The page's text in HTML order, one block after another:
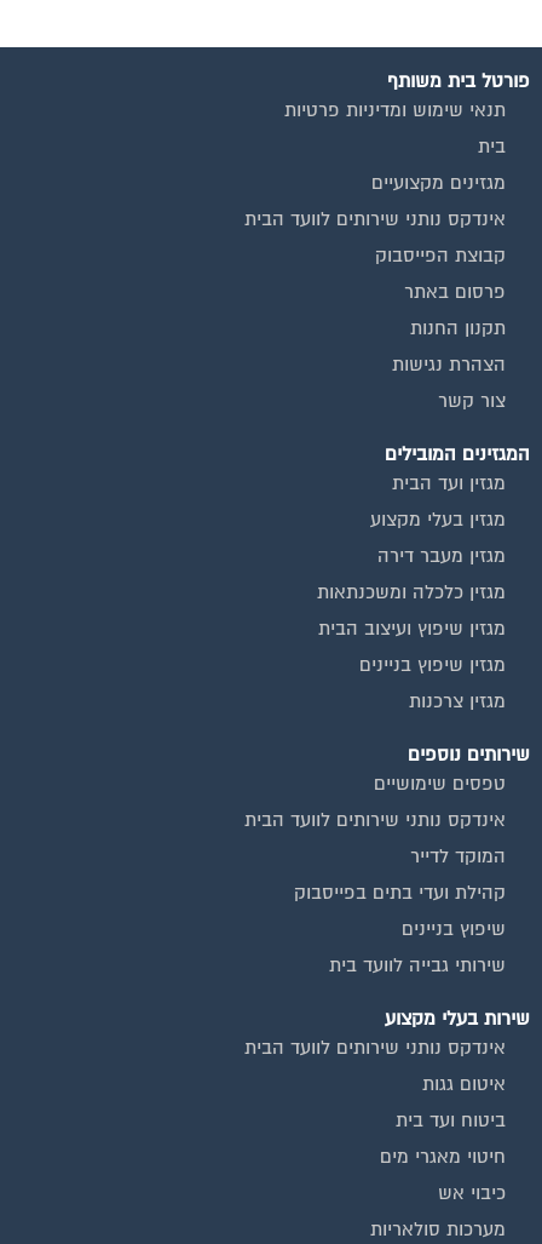
פורטל בית משותף
תנאי שימוש ומדיניות פרטיות
בית
מגזינים מקצועיים
אינדקס נותני שירותים לוועד הבית
קבוצת הפייסבוק
פרסום באתר
תקנון החנות
הצהרת נגישות
צור קשר
המגזינים המובילים
מגזין ועד הבית
מגזין בעלי מקצוע
מגזין מעבר דירה
מגזין כלכלה ומשכנתאות
מגזין שיפוץ ועיצוב הבית
מגזין שיפוץ בניינים
מגזין צרכנות
שירותים נוספים
טפסים שימושיים
אינדקס נותני שירותים לוועד הבית
המוקד לדייר
קהילת ועדי בתים בפייסבוק
שיפוץ בניינים
שירותי גבייה לוועד בית
שירות בעלי מקצוע
אינדקס נותני שירותים לוועד הבית
איטום גגות
ביטוח ועד בית
חיטוי מאגרי מים
כיבוי אש
מערכות סולאריות